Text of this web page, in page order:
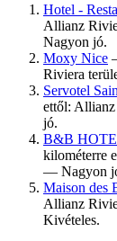
Hotel -
Allianz
Nagyon jó.
Moxy Nice
Riviera
Servotel
ettől:
jó.
B&B
kilométerre
— Nagyon
Maison des
Allianz
Kivételes.